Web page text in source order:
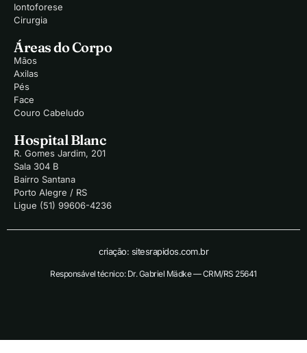
Iontoforese
Cirurgia
Áreas do Corpo
Mãos
Axilas
Pés
Face
Couro Cabeludo
Hospital Blanc
R. Gomes Jardim, 201
Sala 304 B
Bairro Santana
Porto Alegre / RS
Ligue (51) 99606-4236
criação: sitesrapidos.com.br
Responsável técnico: Dr. Gabriel Mädke — CRM/RS 25641